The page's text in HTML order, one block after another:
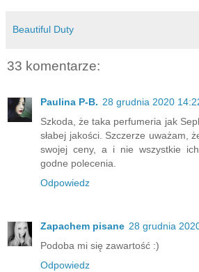
Beautiful Duty
33 komentarze:
Paulina P-B. 28 grudnia 2020
Szkoda, że taka perfumeria jak
słabej jakości. Szczerze uważam,
swojej ceny, a i nie wszystkie
godne polecenia.
Odpowiedz
Zapachem pisane 28 grudnia
Podoba mi się zawartość :)
Odpowiedz